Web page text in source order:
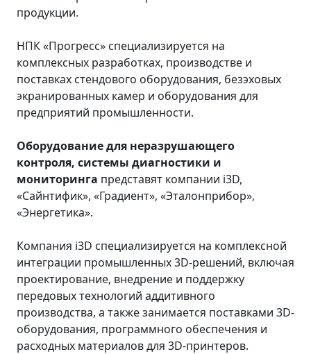
продукции.
НПК «Прогресс» специализируется на
комплексных разработках, производстве и
поставках стендового оборудования, безэховых
экранированных камер и оборудования для
предприятий промышленности.
Оборудование для неразрушающего
контроля, системы диагностики и
мониторинга представят компании i3D,
«Сайнтифик», «Градиент», «Эталонприбор»,
«Энергетика».
Компания i3D специализируется на комплексной
интеграции промышленных 3D-решений, включая
проектирование, внедрение и поддержку
передовых технологий аддитивного
производства, а также занимается поставками 3D-
оборудования, программного обеспечения и
расходных материалов для 3D-принтеров.